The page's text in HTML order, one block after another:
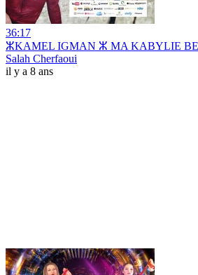
36:17
ⵣKAMEL IGMAN ⵣ MA KABYLIE
Salah Cherfaoui
il y a 8 ans